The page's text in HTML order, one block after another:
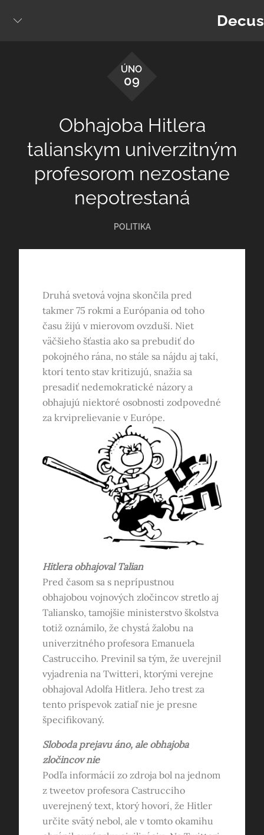
Decus
ÚNO
09
Obhajoba Hitlera
talianskym univerzitným
profesorom nezostane
nepotrestaná
POLITIKA
Druhá svetová vojna skončila pred
takmer 75 rokmi a Európania od toho
času žijú v mierovom ovzduší. Niet
väčšieho šťastia ako sa prebudiť do
pokojného rána, no stále sa nájdu aj takí,
ktorí tento stav kritizujú, snažia sa
presadiť nedemokratické názory a
obhajujú niektoré osobnosti zodpovedné
za krviprelievanie v Európe.
Hitlera obhajoval Talian
Pred časom sa s neprípustnou
obhajobou vojnových zločincov stretlo aj
Taliansko, tamojšie ministerstvo školstva
totiž oznámilo, že chystá žalobu na
univerzitného profesora Emanuela
Castrucciho. Previnil sa tým, že uverejnil
vyjadrenia na Twitteri, ktorými verejne
obhajoval Adolfa Hitlera. Jeho trest za
tento príspevok zatiaľ nie je presne
špecifikovaný.
Sloboda prejavu áno, ale obhajoba
zločincov nie
Podľa informácií zo zdroja bol na jednom
z tweetov profesora Castrucciho
uverejnený text, ktorý hovorí, že Hitler
určite svätý nebol, ale v tomto okamihu